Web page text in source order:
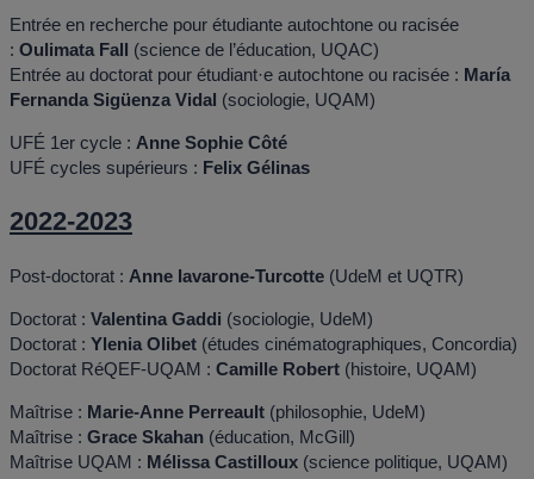
Entrée en recherche pour étudiante autochtone ou racisée
: Oulimata Fall (science de l’éducation, UQAC)
Entrée au doctorat pour étudiant·e autochtone ou racisée : María
Fernanda Sigüenza Vidal (sociologie, UQAM)
UFÉ 1er cycle : Anne Sophie Côté
UFÉ cycles supérieurs : Felix Gélinas
2022-2023
Post-doctorat : Anne Iavarone-Turcotte (UdeM et UQTR)
Doctorat : Valentina Gaddi (sociologie, UdeM)
Doctorat : Ylenia Olibet (études cinématographiques, Concordia)
Doctorat RéQEF-UQAM : Camille Robert (histoire, UQAM)
Maîtrise : Marie-Anne Perreault (philosophie, UdeM)
Maîtrise : Grace Skahan (éducation, McGill)
Maîtrise UQAM : Mélissa Castilloux (science politique, UQAM)